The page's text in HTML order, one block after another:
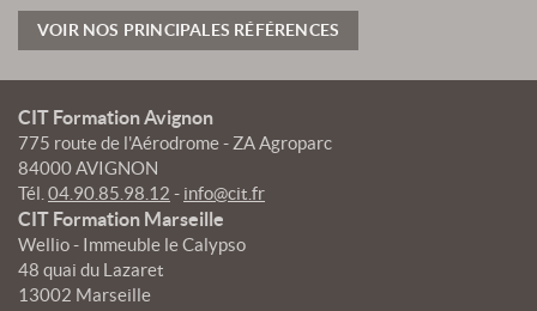
VOIR NOS PRINCIPALES RÉFÉRENCES
CIT Formation Avignon
775 route de l'Aérodrome - ZA Agroparc
84000 AVIGNON
Tél. 04.90.85.98.12 - info@cit.fr
CIT Formation Marseille
Wellio - Immeuble le Calypso
48 quai du Lazaret
13002 Marseille